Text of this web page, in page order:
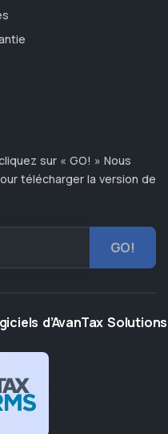
sur « GO! » Nous
télécharger la version de
d’AvanTax Solutions